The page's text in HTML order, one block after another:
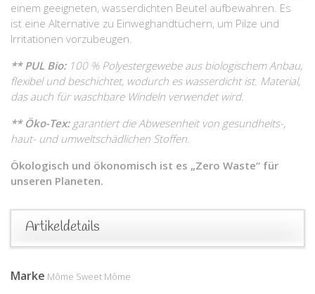
einem geeigneten, wasserdichten Beutel aufbewahren. Es
ist eine Alternative zu Einweghandtüchern, um Pilze und
Irritationen vorzubeugen.
** PUL Bio: 100 % Polyestergewebe aus biologischem Anbau,
flexibel und beschichtet, wodurch es wasserdicht ist. Material,
das auch für waschbare Windeln verwendet wird.
** Öko-Tex: garantiert die Abwesenheit von gesundheits-,
haut- und umweltschädlichen Stoffen.
Ökologisch und ökonomisch ist es „Zero Waste“ für
unseren Planeten.
Artikeldetails
Marke Môme Sweet Môme